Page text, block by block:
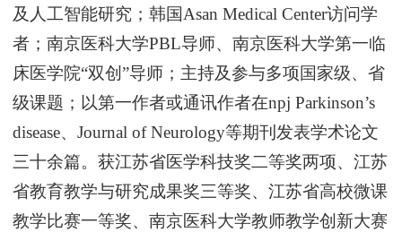
及人工智能研究；韩国Asan Medical Center访问学
者；南京医科大学PBL导师、南京医科大学第一临
床医学院“双创”导师；主持及参与多项国家级、省
级课题；以第一作者或通讯作者在npj Parkinson’s
disease、Journal of Neurology等期刊发表学术论文
三十余篇。获江苏省医学科技奖二等奖两项、江苏
省教育教学与研究成果奖三等奖、江苏省高校微课
教学比赛一等奖、南京医科大学教师教学创新大赛